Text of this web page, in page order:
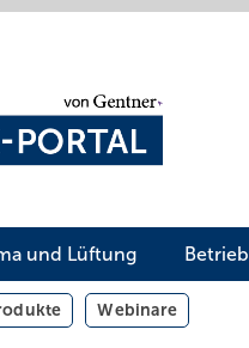
und Lüftung Betrieb
Webinare